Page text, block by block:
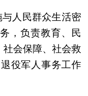
人民群众生活密
，负责教育、民
会保障、社会救
役军人事务工作